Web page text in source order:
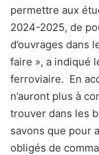
permettre aux
2024-2025, de
d’ouvrages dans
faire », a indiqué
ferroviaire. En
n’auront plus à
trouver dans les
savons que pour
obligés de